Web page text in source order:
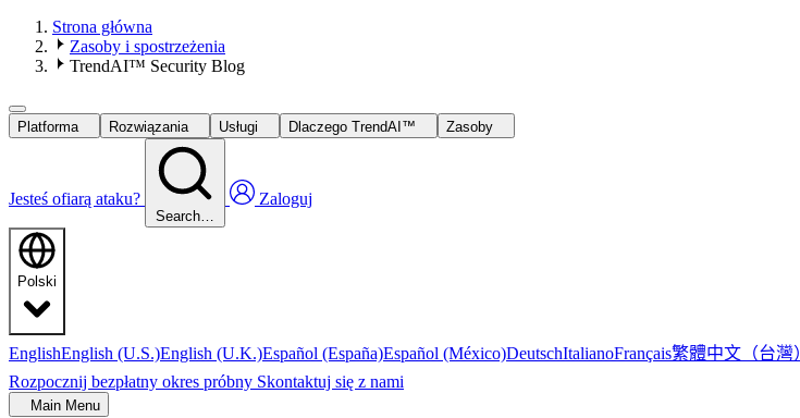
Strona główna
Zasoby i spostrzeżenia
TrendAI™ Security Blog
Platforma Rozwiązania Usługi Dlaczego TrendAI™ Zasoby
Jesteś ofiarą ataku?
Search…
Zaloguj
Polski
EnglishEnglish (U.S.)English (U.K.)Español (España)Español (México)DeutschItalianoFrançais繁體中文（台灣）
Rozpocznij bezpłatny okres próbny Skontaktuj się z nami
Main Menu